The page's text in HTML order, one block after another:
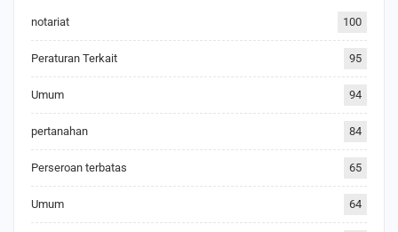
notariat 100
Peraturan Terkait 95
Umum 94
pertanahan 84
Perseroan terbatas 65
Umum 64